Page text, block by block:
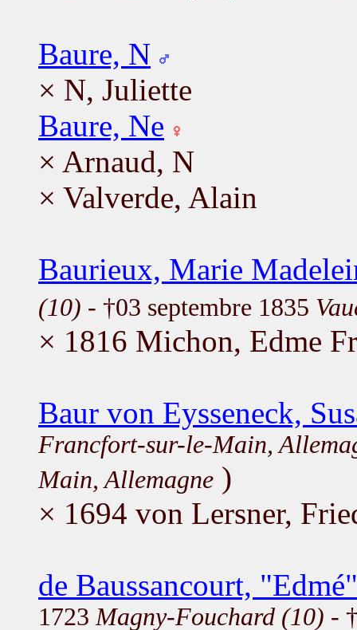
Baure, N
× N, Juliette
Baure, Ne
× Arnaud, N
× Valverde, Alain
Baurieux, Marie
(10) - †03 septembre 1835
× 1816 Michon, Edme
Baur von Eysseneck,
Francfort-sur-le-Main,
Main, Allemagne )
× 1694 von Lersner,
de Baussancourt,
1723 Magny-Fouchard (10) -